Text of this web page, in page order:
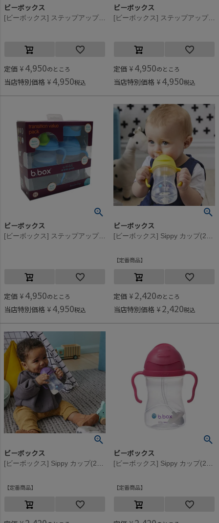
ビーボックス
[ビーボックス] ステップアップマグパック レモン
定価 ¥ 4,950のところ
当店特別価格 ¥ 4,950税込
ビーボックス
[ビーボックス] ステップアップマグパック ラズベリー
定価 ¥ 4,950のところ
当店特別価格 ¥ 4,950税込
ビーボックス
[ビーボックス] ステップアップマグパック ブルーベリー
定価 ¥ 4,950のところ
当店特別価格 ¥ 4,950税込
ビーボックス
[ビーボックス] Sippy カップ(240ml) レモン
定番商品
定価 ¥ 2,420のところ
当店特別価格 ¥ 2,420税込
ビーボックス
[ビーボックス] Sippy カップ(240ml) グレープ
定番商品
ビーボックス
[ビーボックス] Sippy カップ(240ml) ラズベリー
定番商品